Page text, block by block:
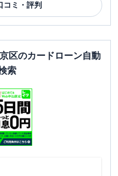
コミ・評判
区のカードローン自動
索